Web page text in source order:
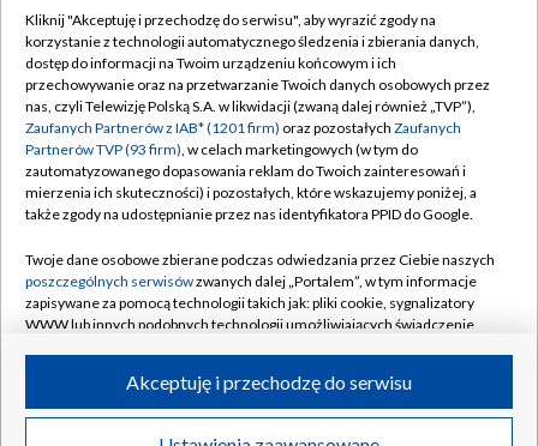
TVP
Abonament TVP
Emisja w TVP
Centrum informacji TVP
Naziemna Telewizja Cyfrowa
Rada Programowa
System NOS
Informacje o nadawcy
Program dla prasy
Regulamin TVP
Polityka prywatności
Moje zgody
Pomoc
Kontakt
Kanały
©2026 Telewizja Polska S.A. w likwidacji
Kliknij "Akceptuję i przechodzę do serwisu", aby wyrazić zgody na
korzystanie z technologii automatycznego śledzenia i zbierania danych,
dostęp do informacji na Twoim urządzeniu końcowym i ich
przechowywanie oraz na przetwarzanie Twoich danych osobowych przez
nas, czyli Telewizję Polską S.A. w likwidacji (zwaną dalej również „TVP”),
Zaufanych Partnerów z IAB* (1201 firm) oraz pozostałych Zaufanych
Partnerów TVP (93 firm), w celach marketingowych (w tym do
zautomatyzowanego dopasowania reklam do Twoich zainteresowań i
mierzenia ich skuteczności) i pozostałych, które wskazujemy poniżej, a
także zgody na udostępnianie przez nas identyfikatora PPID do Google.
Twoje dane osobowe zbierane podczas odwiedzania przez Ciebie naszych
poszczególnych serwisówzwanych dalej „Portalem”, w tym informacje
zapisywane za pomocą technologii takich jak: pliki cookie, sygnalizatory
WWW lub innych podobnych technologii umożliwiających świadczenie
ruchu w Internecie.
Twoje dane osobowe zbierane podczas odwiedzania przez Ciebie
Akceptuję i przechodzę do serwisu